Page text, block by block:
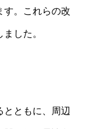
す。これらの改
した。
ともに、周辺